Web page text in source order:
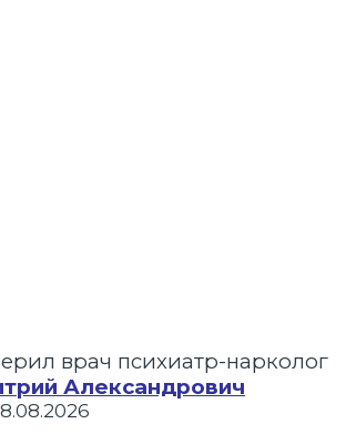
врач психиатр-нарколог
Александрович